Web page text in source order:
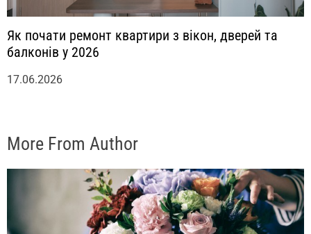
Як почати ремонт квартири з вікон, дверей та
балконів у 2026
17.06.2026
More From Author